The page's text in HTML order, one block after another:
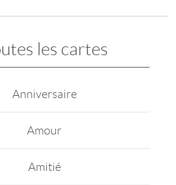
les cartes
Anniversaire
Amour
Amitié